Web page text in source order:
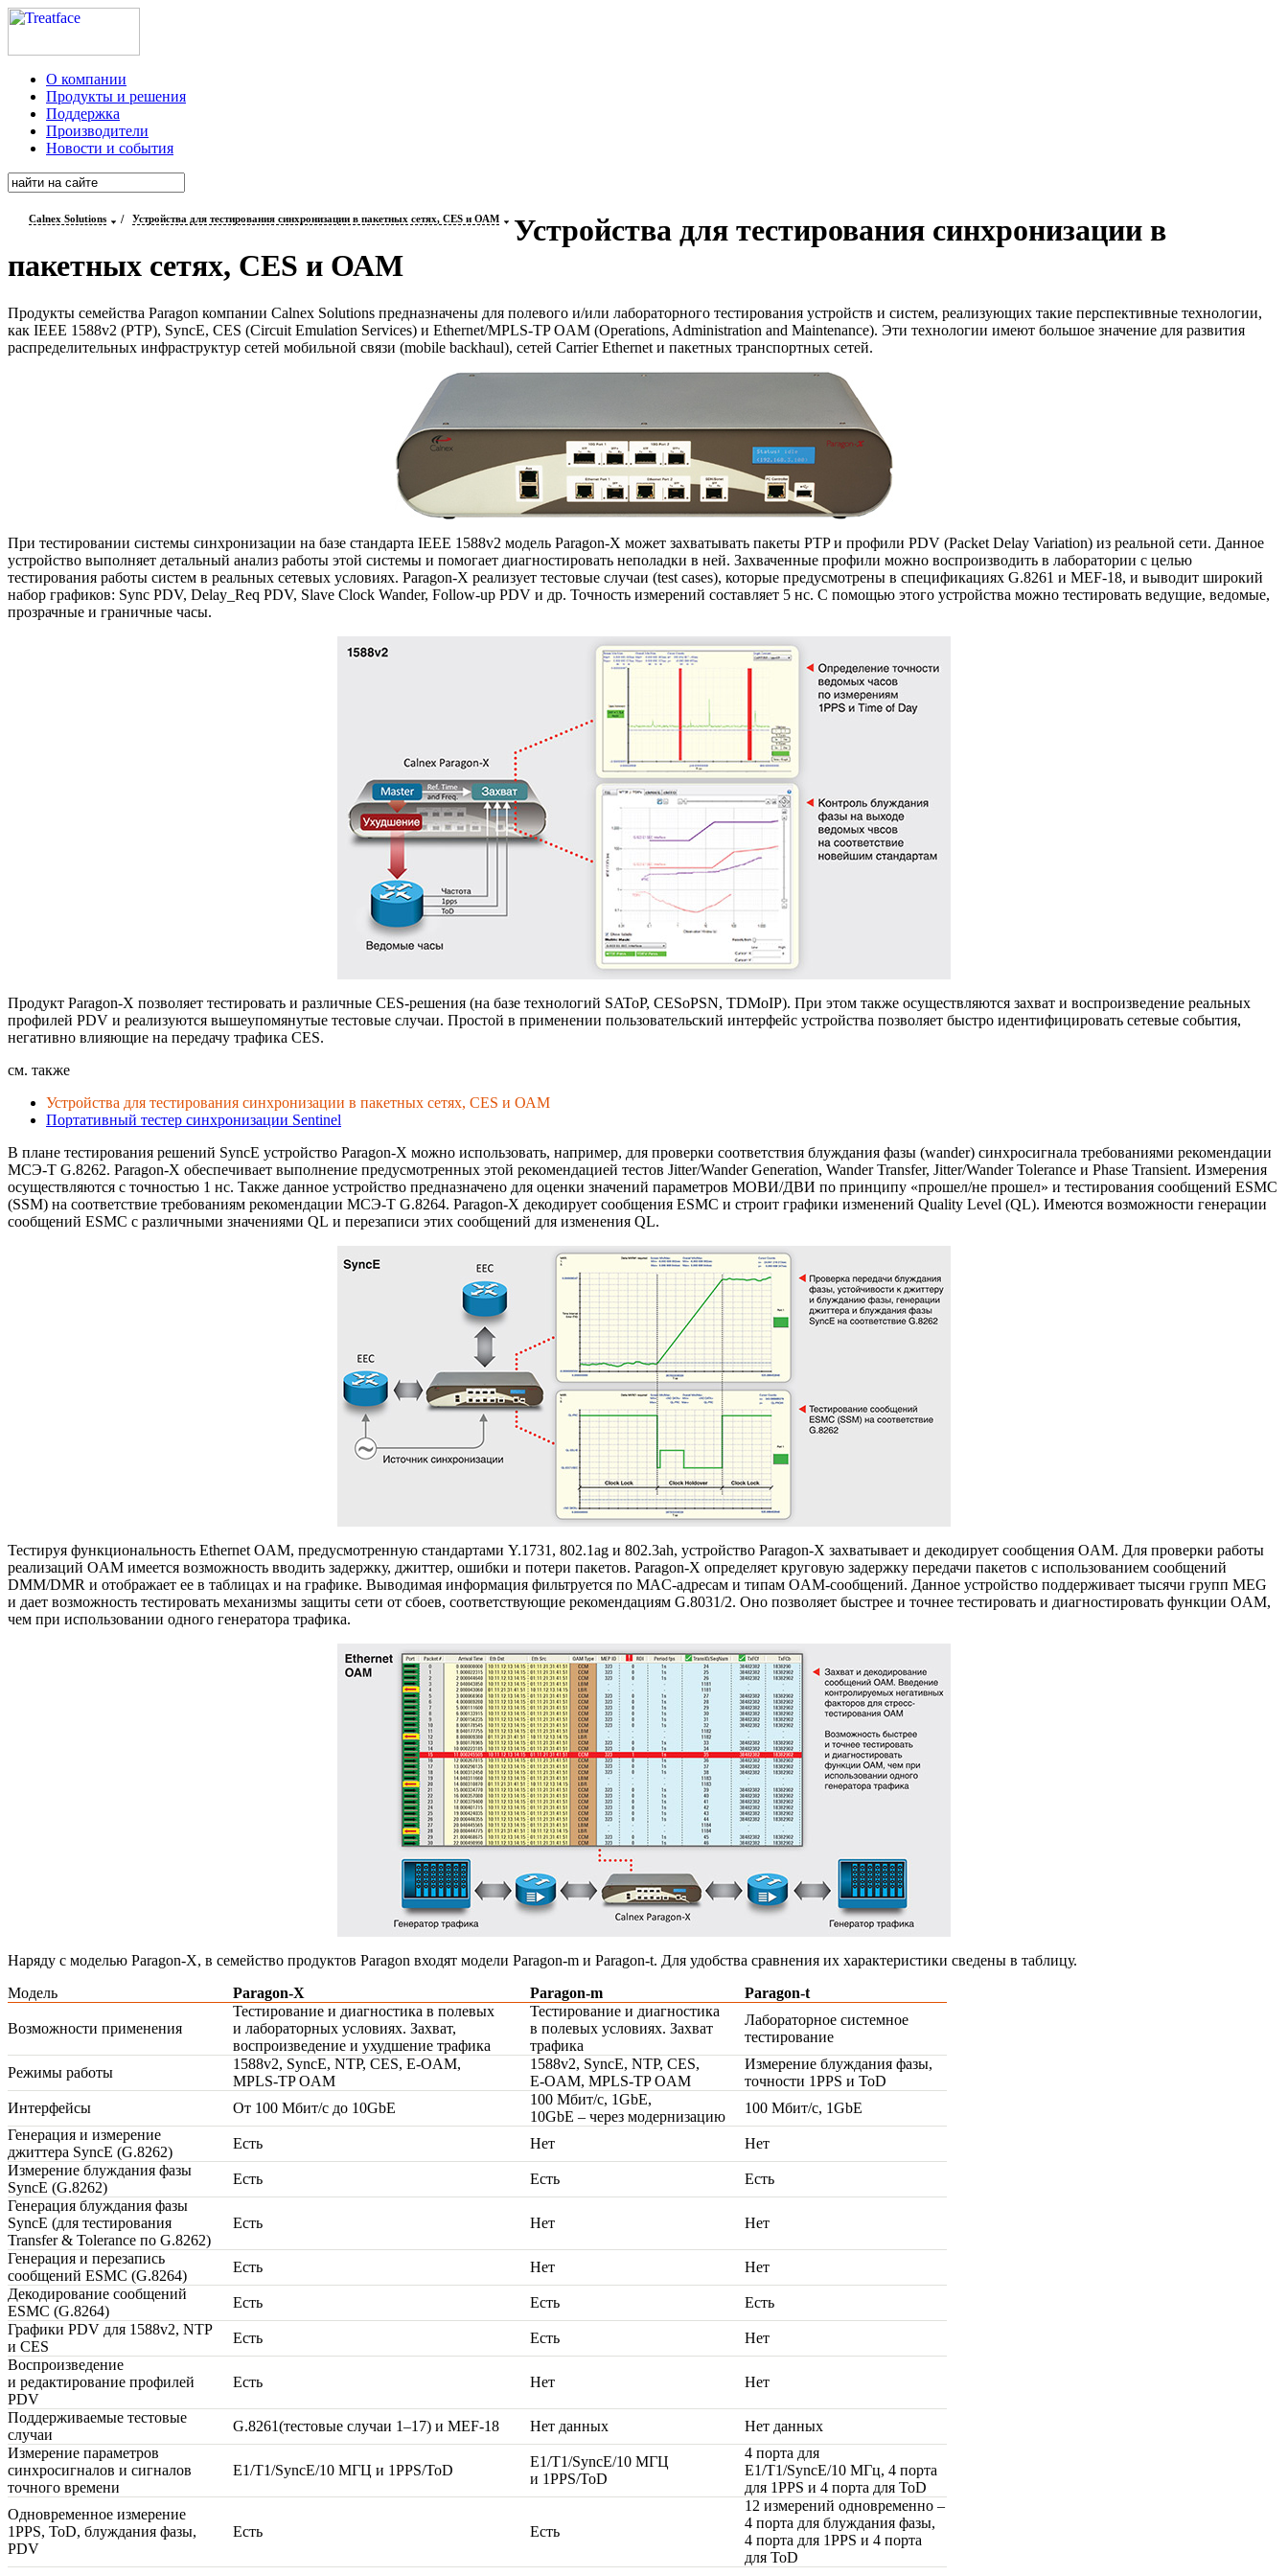
О компании
Продукты и решения
Поддержка
Производители
Новости и события
Calnex Solutions / Устройства для тестирования синхронизации в пакетных сетях, CES и ОАМ
Устройства для тестирования синхронизации в
пакетных сетях, CES и ОАМ
Продукты семейства Paragon компании Calnex Solutions предназначены для полевого и/или лабораторного тестирования устройств и систем, реализующих такие перспективные технологии,
как IEEE 1588v2 (PTP), SyncE, CES (Circuit Emulation Services) и Ethernet/MPLS-TPOAM (Operations, Administration and Maintenance). Эти технологии имеют большое значение для развития
распределительных инфраструктур сетей мобильной связи (mobile backhaul), сетей Carrier Ethernet и пакетных транспортных сетей.
При тестировании системы синхронизации на базе стандарта IEEE 1588v2 модель Paragon-X может захватывать пакеты PTP и профили PDV (Packet Delay Variation) из реальной сети. Данное
устройство выполняет детальный анализ работы этой системы и помогает диагностировать неполадки в ней. Захваченные профили можно воспроизводить в лаборатории с целью
тестирования работы систем в реальных сетевых условиях. Paragon-X реализует тестовые случаи (test cases), которые предусмотрены в спецификациях G.8261 и MEF-18, и выводит широкий
набор графиков: Sync PDV, Delay_Req PDV, Slave Clock Wander, Follow-up PDV и др. Точность измерений составляет 5 нс. С помощью этого устройства можно тестировать ведущие, ведомые,
прозрачные и граничные часы.
Продукт Paragon-X позволяет тестировать и различные CES-решения (на базе технологий SAToP, CESoPSN, TDMoIP). При этом также осуществляются захват и воспроизведение реальных
профилей PDV и реализуются вышеупомянутые тестовые случаи. Простой в применении пользовательский интерфейс устройства позволяет быстро идентифицировать сетевые события,
негативно влияющие на передачу трафика CES.
см. также
Устройства для тестирования синхронизации в пакетных сетях, CES и ОАМ
Портативный тестер синхронизации Sentinel
В плане тестирования решений SyncE устройство Paragon-X можно использовать, например, для проверки соответствия блуждания фазы (wander) синхросигнала требованиями рекомендации
МСЭ-Т G.8262. Paragon-X обеспечивает выполнение предусмотренных этой рекомендацией тестов Jitter/Wander Generation, Wander Transfer, Jitter/Wander Tolerance и Phase Transient. Измерения
осуществляются с точностью 1 нс. Также данное устройство предназначено для оценки значений параметров МОВИ/ДВИ по принципу «прошел/не прошел» и тестирования сообщений ESMC
(SSM) на соответствие требованиям рекомендации МСЭ-Т G.8264. Paragon-X декодирует сообщения ESMC и строит графики изменений Quality Level (QL). Имеются возможности генерации
сообщений ESMC с различными значениями QL и перезаписи этих сообщений для изменения QL.
Тестируя функциональность Ethernet OAM, предусмотренную стандартами Y.1731, 802.1ag и 802.3ah, устройство Paragon-X захватывает и декодирует сообщения OAM. Для проверки работы
реализаций OAM имеется возможность вводить задержку, джиттер, ошибки и потери пакетов. Paragon-X определяет круговую задержку передачи пакетов с использованием сообщений
DMM/DMR и отображает ее в таблицах и на графике. Выводимая информация фильтруется по MAC-адресам и типам OAM-сообщений. Данное устройство поддерживает тысячи групп MEG
и дает возможность тестировать механизмы защиты сети от сбоев, соответствующие рекомендациям G.8031/2. Оно позволяет быстрее и точнее тестировать и диагностировать функции OAM,
чем при использовании одного генератора трафика.
Наряду с моделью Paragon-X, в семейство продуктов Paragon входят модели Paragon-m и Paragon-t. Для удобства сравнения их характеристики сведены в таблицу.
Модель
Paragon-X Paragon-m Paragon-t
Возможности применения
Тестирование и диагностика в полевых
и лабораторных условиях. Захват,
воспроизведение и ухудшение трафика
Тестирование и диагностика
в полевых условиях. Захват
трафика
Лабораторное системное
тестирование
Режимы работы
1588v2, SyncE, NTP, CES, E-OAM,
MPLS-TPOAM
1588v2, SyncE, NTP, CES,
E-OAM, MPLS-TPOAM
Измерение блуждания фазы,
точности 1PPS и ToD
Интерфейсы
От 100 Мбит/с до 10GbE
100 Мбит/с, 1GbE,
10GbE – через модернизацию
100 Мбит/с, 1GbE
Генерация и измерение
джиттера SyncE (G.8262)
Есть Нет
Нет
Измерение блуждания фазы
SyncE (G.8262)
Есть Есть
Есть
Генерация блуждания фазы
SyncE (для тестирования
Transfer & Tolerance по G.8262)
Есть Нет Нет
Генерация и перезапись
сообщений ESMC (G.8264)
Есть Нет
Нет
Декодирование сообщений
ESMC (G.8264)
Есть Есть
Есть
Графики PDV для 1588v2, NTP
и CES
Есть Есть
Нет
Воспроизведение
и редактирование профилей
PDV
Есть Нет Нет
Поддерживаемые тестовые
случаи
G.8261(тестовые случаи 1–17) и MEF-18 Нет данных
Нет данных
Измерение параметров
синхросигналов и сигналов
точного времени
E1/T1/SyncE/10 МГЦ и 1PPS/ToD
E1/T1/SyncE/10 МГЦ
и 1PPS/ToD
4 порта для
E1/T1/SyncE/10 МГц, 4 порта
для 1PPS и 4 порта для ToD
Одновременное измерение
1PPS, ToD, блуждания фазы,
PDV
Есть Есть
12 измерений одновременно –
4 порта для блуждания фазы,
4 порта для 1PPS и 4 порта
для ToD